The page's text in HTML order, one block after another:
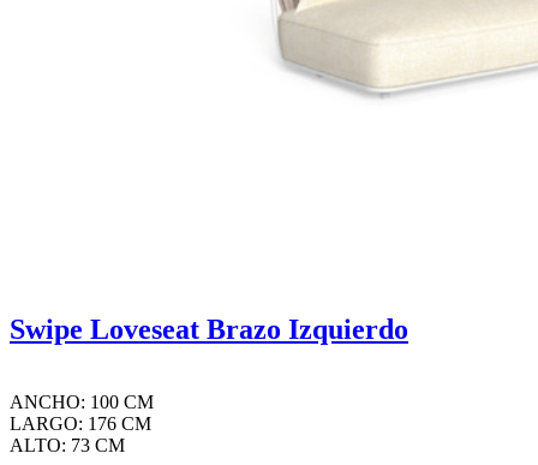
Swipe Loveseat Brazo Izquierdo
ANCHO: 100 CM
LARGO: 176 CM
ALTO: 73 CM